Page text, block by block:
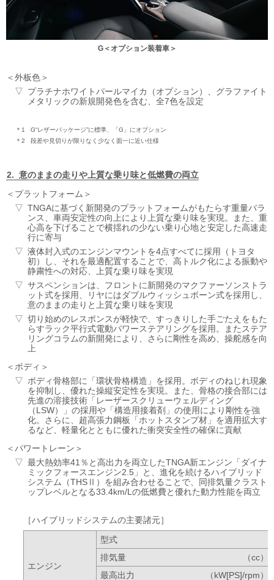
G＜オプション装着車＞
外板色
プラチナホワイトパールマイカ（オプション）、グラファイト
メタリックの新規開発色を含む、全7色を設定
＊1
G“レザーパッケージ”に標準、「G」にオプション
＊2
段差や見切りが限りなく少なく面一に近い仕様
意のままの走りや上質な乗り味と低燃費の両立
プラットフォーム
TNGAに基づく新開発のプラットフォームがもたらす重量バラ
ンス、車両安定性の向上により上質な乗り味を実現。また、重
心高を下げることで横揺れの少ない乗り心地と安定した高速走
行に寄与
液体封入式のエンジンマウントを4点すべてに採用（トヨタ
初）し、それを最適配置することで、高トルク化による振動や
静粛性への対応、上質な乗り味を実現
サスペンションは、フロントに新開発のマクファーソンストラ
ット式を採用、リヤにはダブルウィッシュボーン式を採用し、
意のままの走りと上質な乗り味を実現
切り始めのレスポンスが軽快で、すっきりした手ごたえをもた
らすラック平行式電動パワーステアリングを採用。またステア
リングコラムの新開発により、さらに剛性を高め、操舵感を向
上
ボディ
ボディ骨格部に「環状骨格構造」を採用。ボディのねじれ現象
を抑制し、優れた操縦安定性を実現。また、骨格の接合部には
先進の溶接技術「レーザースクリューウェルディング
（LSW）」の採用や「構造用接着剤」の使用により剛性を強
化。さらに、超高張力鋼板「ホットスタンプ材」を適用拡大す
るなど、軽量化とともに優れた衝突安全性の確保に貢献
パワートレーン
最大熱効率41％と高出力を両立したTNGA新エンジン「ダイナ
ミックフォースエンジン2.5」と、進化を続けるハイブリッド
システム（THSⅡ）を組み合わせることで、同排気量クラスト
ップレベルとなる33.4km/Lの低燃費と優れた動力性能を両立
ハイブリッドシステムの主要諸元
エンジン
型式
排気量
（cc）
最高出力
（kW[PS]/rpm）